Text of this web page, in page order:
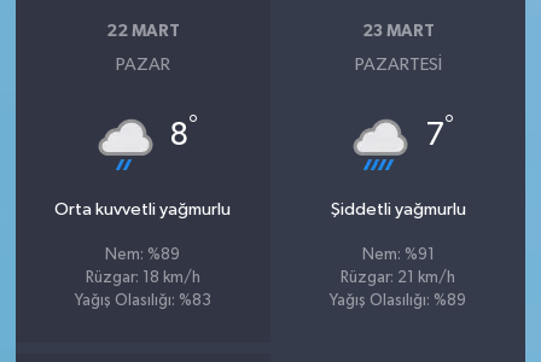
22 MART
PAZAR
8°
Orta kuvvetli yağmurlu
Nem: %89
Rüzgar: 18 km/h
Yağış Olasılığı: %83
23 MART
PAZARTESI
7°
Şiddetli yağmurlu
Nem: %91
Rüzgar: 21 km/h
Yağış Olasılığı: %89